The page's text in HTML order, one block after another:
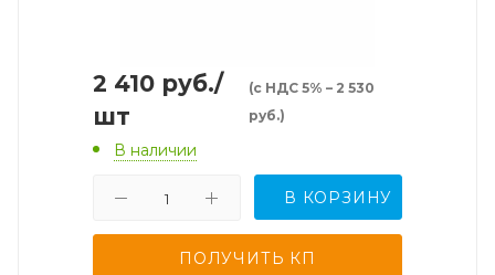
2 410 руб./
шт
(с НДС 5% – 2 530
руб.)
В наличии
В КОРЗИНУ